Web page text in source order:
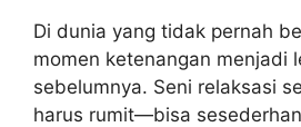
Di dunia yang tidak pernah
momen ketenangan menjadi
sebelumnya. Seni relaksasi
harus rumit—bisa